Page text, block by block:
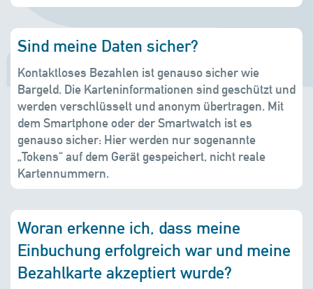
Sind meine Daten sicher?
Kontaktloses Bezahlen ist genauso sicher wie
Bargeld. Die Karteninformationen sind geschützt und
werden verschlüsselt und anonym übertragen. Mit
dem Smartphone oder der Smartwatch ist es
genauso sicher: Hier werden nur sogenannte
„Tokens“ auf dem Gerät gespeichert, nicht reale
Kartennummern.
Woran erkenne ich, dass meine
Einbuchung erfolgreich war und meine
Bezahlkarte akzeptiert wurde?